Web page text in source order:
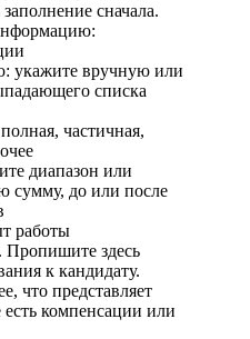
сначала.
укажите вручную или
списка
частичная,
диапазон или
сумму, до или после
работы
Пропишите здесь
к кандидату.
что представляет
есть компенсации или